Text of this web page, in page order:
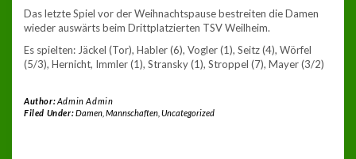
Das letzte Spiel vor der Weihnachtspause bestreiten die Damen
wieder auswärts beim Drittplatzierten TSV Weilheim.
Es spielten: Jäckel (Tor), Habler (6), Vogler (1), Seitz (4), Wörfel
(5/3), Hernicht, Immler (1), Stransky (1), Stroppel (7), Mayer (3/2)
Author:Admin Admin
Filed Under:Damen, Mannschaften, Uncategorized